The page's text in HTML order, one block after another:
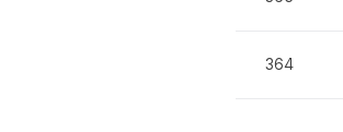
364